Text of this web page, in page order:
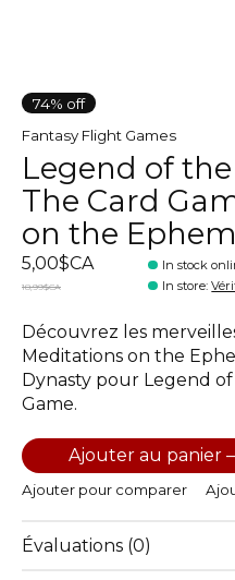
74% off
Fantasy Flight Games
Legend of
The Card
on the
5,00$CA
18,99$CA
In stock
In store:
Découvrez les
Meditations on the
Dynasty pour Legend
Game.
Ajouter pour comparer
Évaluations (0)